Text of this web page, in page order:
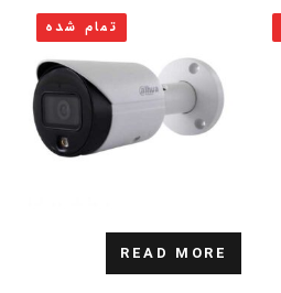
تمام شده
READ MORE